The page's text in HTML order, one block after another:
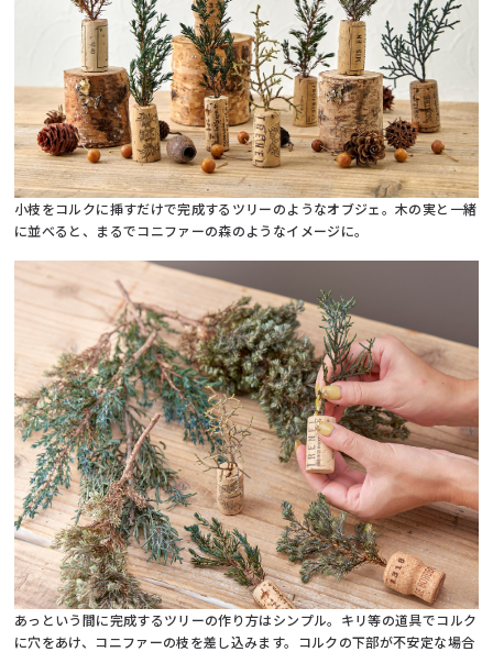
小枝をコルクに挿すだけで完成するツリーのようなオブジェ。木の実と一緒
に並べると、まるでコニファーの森のようなイメージに。
あっという間に完成するツリーの作り方はシンプル。キリ等の道具でコルク
に穴をあけ、コニファーの枝を差し込みます。コルクの下部が不安定な場合